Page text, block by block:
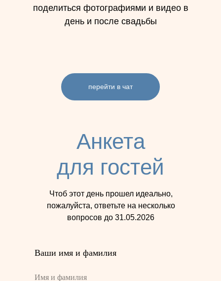
поделиться фотографиями и видео в
день и после свадьбы
перейти в чат
Чтоб этот день прошел идеально,
пожалуйста, ответьте на несколько
вопросов до 31.05.2026
Анкета
для гостей
Ваши имя и фамилия